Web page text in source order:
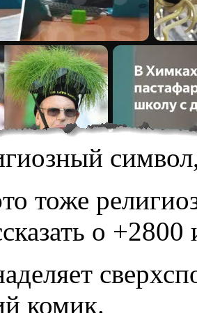
тоже
о +2800
комик.